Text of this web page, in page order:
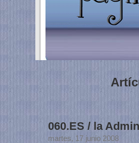
060.ES / la
martes, 17 junio 2008